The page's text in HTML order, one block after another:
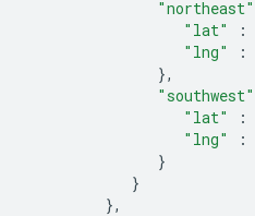
"northeast"
"lat"
:
"lng"
:
},
"southwest"
"lat"
:
"lng"
:
}
}
},